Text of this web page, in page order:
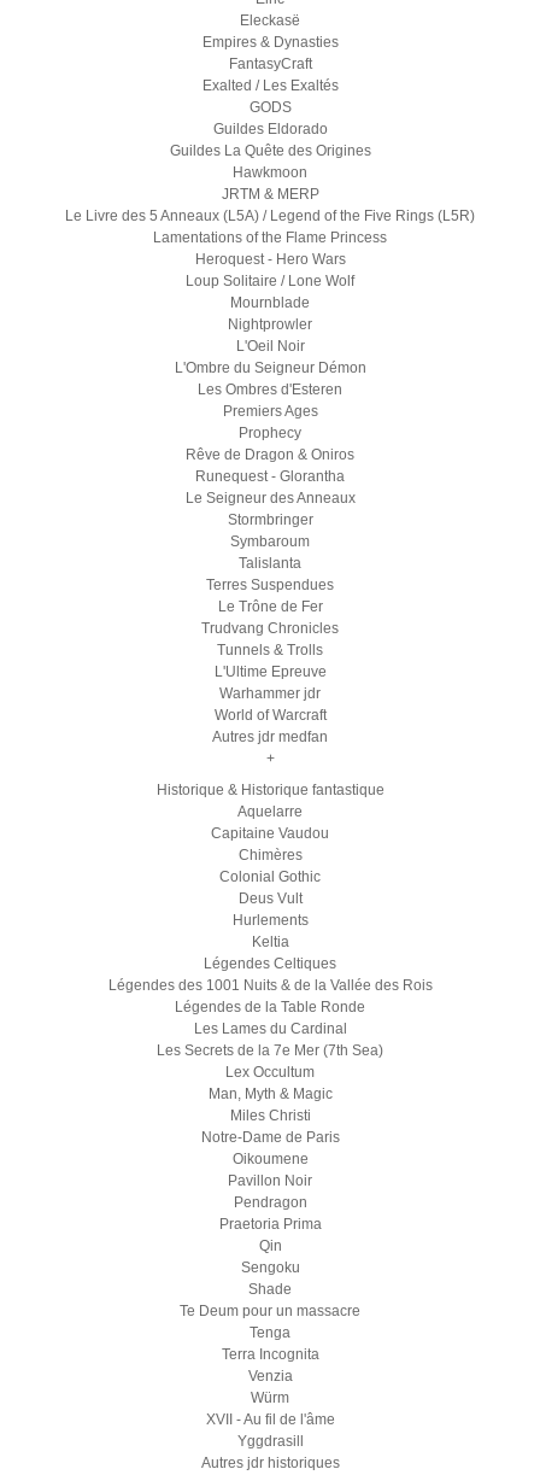
Eleckasë
Empires & Dynasties
FantasyCraft
Exalted / Les Exaltés
GODS
Guildes Eldorado
Guildes La Quête des Origines
Hawkmoon
JRTM & MERP
Le Livre des 5 Anneaux (L5A) / Legend of the Five Rings (L5R)
Lamentations of the Flame Princess
Heroquest - Hero Wars
Loup Solitaire / Lone Wolf
Mournblade
Nightprowler
L'Oeil Noir
L'Ombre du Seigneur Démon
Les Ombres d'Esteren
Premiers Ages
Prophecy
Rêve de Dragon & Oniros
Runequest - Glorantha
Le Seigneur des Anneaux
Stormbringer
Symbaroum
Talislanta
Terres Suspendues
Le Trône de Fer
Trudvang Chronicles
Tunnels & Trolls
L'Ultime Epreuve
Warhammer jdr
World of Warcraft
Autres jdr medfan
+
Historique & Historique fantastique
Aquelarre
Capitaine Vaudou
Chimères
Colonial Gothic
Deus Vult
Hurlements
Keltia
Légendes Celtiques
Légendes des 1001 Nuits & de la Vallée des Rois
Légendes de la Table Ronde
Les Lames du Cardinal
Les Secrets de la 7e Mer (7th Sea)
Lex Occultum
Man, Myth & Magic
Miles Christi
Notre-Dame de Paris
Oikoumene
Pavillon Noir
Pendragon
Praetoria Prima
Qin
Sengoku
Shade
Te Deum pour un massacre
Tenga
Terra Incognita
Venzia
Würm
XVII - Au fil de l'âme
Yggdrasill
Autres jdr historiques